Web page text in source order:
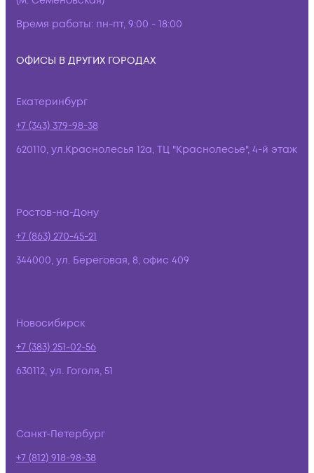
Время работы: пн-пт, 9:00 - 18:00
ОФИСЫ В ДРУГИХ ГОРОДАХ
Екатеринбург
+7 (343) 379-98-38
620110, ул.Краснолесья 12а, ТЦ "Краснолесье", 4-й этаж
Ростов-на-Дону
+7 (863) 270-45-21
344000, ул. Береговая, 8, офис 409
Новосибирск
+7 (383) 251-02-56
630112, ул. Гоголя, 51
Санкт-Петербург
+7 (812) 918-98-38